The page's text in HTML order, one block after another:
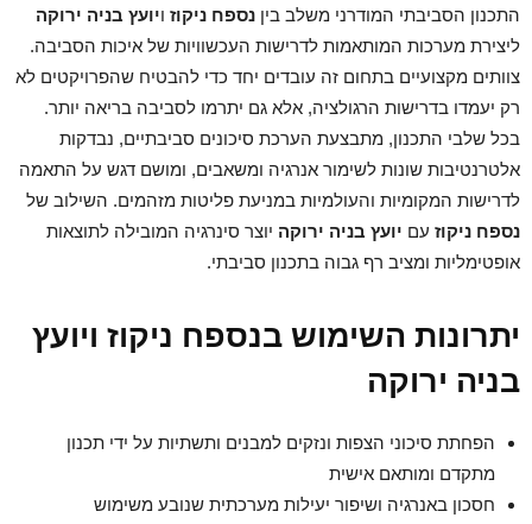
התכנון הסביבתי המודרני משלב בין נספח ניקוז ויועץ בניה ירוקה
ליצירת מערכות המותאמות לדרישות העכשוויות של איכות הסביבה.
צוותים מקצועיים בתחום זה עובדים יחד כדי להבטיח שהפרויקטים לא
רק יעמדו בדרישות הרגולציה, אלא גם יתרמו לסביבה בריאה יותר.
בכל שלבי התכנון, מתבצעת הערכת סיכונים סביבתיים, נבדקות
אלטרנטיבות שונות לשימור אנרגיה ומשאבים, ומושם דגש על התאמה
לדרישות המקומיות והעולמיות במניעת פליטות מזהמים. השילוב של
נספח ניקוז עם יועץ בניה ירוקה יוצר סינרגיה המובילה לתוצאות
אופטימליות ומציב רף גבוה בתכנון סביבתי.
יתרונות השימוש בנספח ניקוז ויועץ
בניה ירוקה
הפחתת סיכוני הצפות ונזקים למבנים ותשתיות על ידי תכנון
מתקדם ומותאם אישית
חסכון באנרגיה ושיפור יעילות מערכתית שנובע משימוש